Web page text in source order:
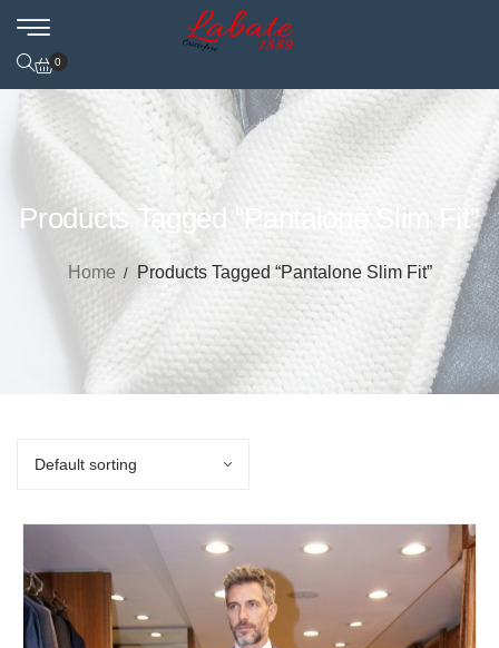
0
Products Tagged “Pantalone Slim Fit”
Home Products Tagged “Pantalone Slim Fit”